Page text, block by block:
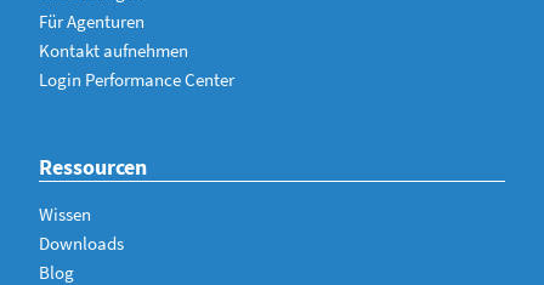
Für Agenturen
Kontakt aufnehmen
Login Performance Center
Ressourcen
Wissen
Downloads
Blog